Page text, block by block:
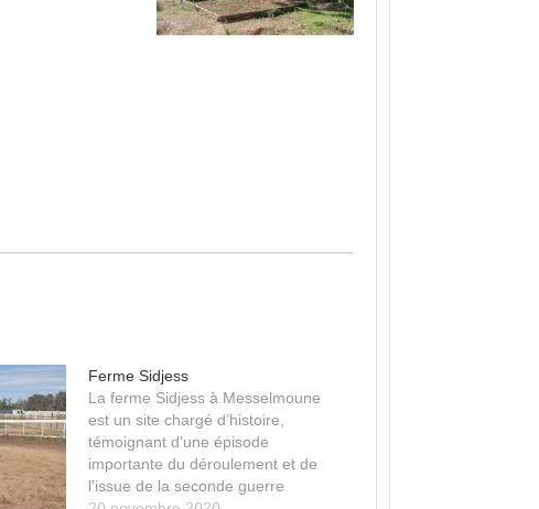
Ferme Sidjess
La ferme Sidjess à Messelmoune
est un site chargé d’histoire,
témoignant d’une épisode
importante du déroulement et de
l’issue de la seconde guerre